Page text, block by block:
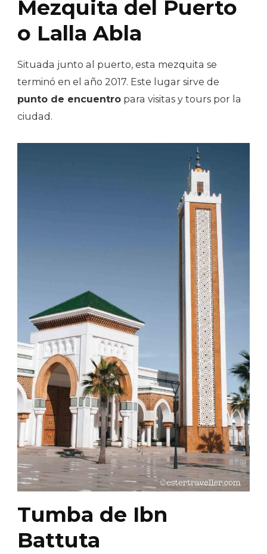
Mezquita del Puerto
o Lalla Abla
Situada junto al puerto, esta mezquita se
terminó en el año 2017. Este lugar sirve de
punto de encuentro para visitas y tours por la
ciudad.
Tumba de Ibn
Battuta